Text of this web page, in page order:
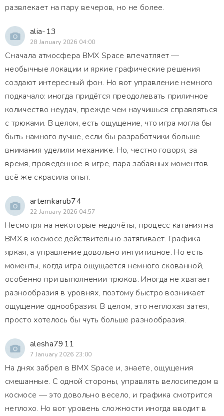
развлекает на пару вечеров, но не более.
alia-13
28 January 2026 04:00
Сначала атмосфера BMX Space впечатляет —
необычные локации и яркие графические решения
создают интересный фон. Но вот управление немного
подкачало: иногда придётся преодолевать приличное
количество неудач, прежде чем научишься справляться
с трюками. В целом, есть ощущение, что игра могла бы
быть намного лучше, если бы разработчики больше
внимания уделили механике. Но, честно говоря, за
время, проведённое в игре, пара забавных моментов
всё же скрасила опыт.
artemkarub74
22 January 2026 04:57
Несмотря на некоторые недочёты, процесс катания на
BMX в космосе действительно затягивает. Графика
яркая, а управление довольно интуитивное. Но есть
моменты, когда игра ощущается немного скованной,
особенно при выполнении трюков. Иногда не хватает
разнообразия в уровнях, поэтому быстро возникает
ощущение однообразия. В целом, это неплохая затея,
просто хотелось бы чуть больше разнообразия.
alesha7911
7 January 2026 23:00
На днях забрел в BMX Space и, знаете, ощущения
смешанные. С одной стороны, управлять велосипедом в
космосе — это довольно весело, и графика смотрится
неплохо. Но вот уровень сложности иногда вводит в